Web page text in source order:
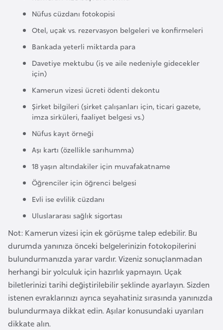
Nüfus cüzdanı fotokopisi
Otel, uçak vs. rezervasyon belgeleri ve konfirmeleri
Bankada yeterli miktarda para
Davetiye mektubu (iş ve aile nedeniyle gidecekler
için)
Kamerun vizesi ücreti ödenti dekontu
Şirket bilgileri (şirket çalışanları için, ticari gazete,
imza sirküleri, faaliyet belgesi vs.)
Nüfus kayıt örneği
Aşı kartı (özellikle sarıhumma)
18 yaşın altındakiler için muvafakatname
Öğrenciler için öğrenci belgesi
Evli ise evlilik cüzdanı
Uluslararası sağlık sigortası
Not: Kamerun vizesi için ek görüşme talep edebilir. Bu
durumda yanınıza önceki belgelerinizin fotokopilerini
bulundurmanızda yarar vardır. Vizeniz sonuçlanmadan
herhangi bir yolculuk için hazırlık yapmayın. Uçak
biletlerinizi tarihi değiştirilebilir şeklinde ayarlayın. Sizden
istenen evraklarınızı ayrıca seyahatiniz sırasında yanınızda
bulundurmaya dikkat edin. Aşılar konusundaki uyarıları
dikkate alın.
a
B
e
n
i